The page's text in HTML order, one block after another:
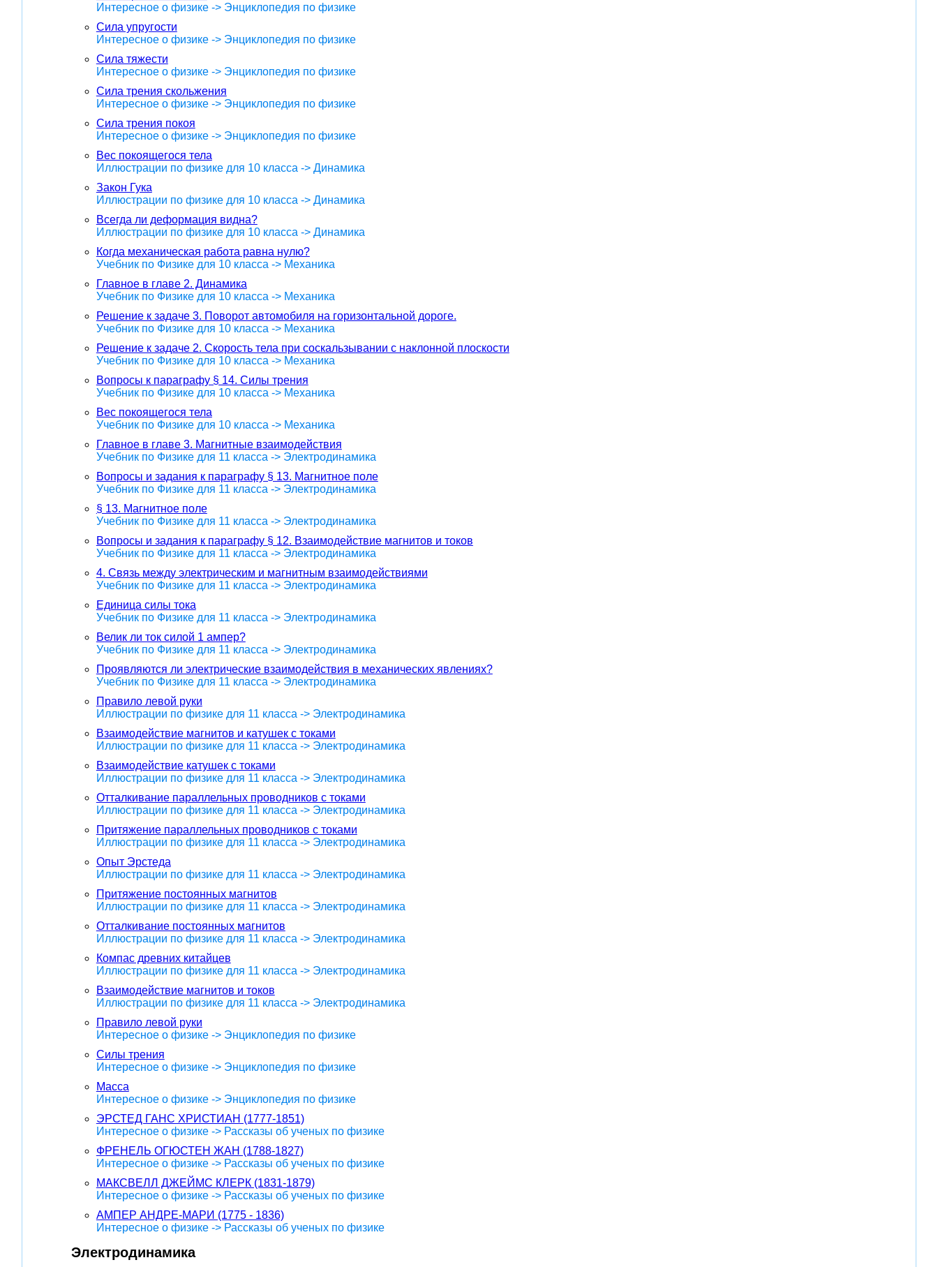
Интересное о физике -> Энциклопедия по физике
Сила упругости
Интересное о физике -> Энциклопедия по физике
Сила тяжести
Интересное о физике -> Энциклопедия по физике
Сила трения скольжения
Интересное о физике -> Энциклопедия по физике
Сила трения покоя
Интересное о физике -> Энциклопедия по физике
Вес покоящегося тела
Иллюстрации по физике для 10 класса -> Динамика
Закон Гука
Иллюстрации по физике для 10 класса -> Динамика
Всегда ли деформация видна?
Иллюстрации по физике для 10 класса -> Динамика
Когда механическая работа равна нулю?
Учебник по Физике для 10 класса -> Механика
Главное в главе 2. Динамика
Учебник по Физике для 10 класса -> Механика
Решение к задаче 3. Поворот автомобиля на горизонтальной дороге.
Учебник по Физике для 10 класса -> Механика
Решение к задаче 2. Скорость тела при соскальзывании с наклонной плоскости
Учебник по Физике для 10 класса -> Механика
Вопросы к параграфу § 14. Силы трения
Учебник по Физике для 10 класса -> Механика
Вес покоящегося тела
Учебник по Физике для 10 класса -> Механика
Главное в главе 3. Магнитные взаимодействия
Учебник по Физике для 11 класса -> Электродинамика
Вопросы и задания к параграфу § 13. Магнитное поле
Учебник по Физике для 11 класса -> Электродинамика
§ 13. Магнитное поле
Учебник по Физике для 11 класса -> Электродинамика
Вопросы и задания к параграфу § 12. Взаимодействие магнитов и токов
Учебник по Физике для 11 класса -> Электродинамика
4. Связь между электрическим и магнитным взаимодействиями
Учебник по Физике для 11 класса -> Электродинамика
Единица силы тока
Учебник по Физике для 11 класса -> Электродинамика
Велик ли ток силой 1 ампер?
Учебник по Физике для 11 класса -> Электродинамика
Проявляются ли электрические взаимодействия в механических явлениях?
Учебник по Физике для 11 класса -> Электродинамика
Правило левой руки
Иллюстрации по физике для 11 класса -> Электродинамика
Взаимодействие магнитов и катушек с токами
Иллюстрации по физике для 11 класса -> Электродинамика
Взаимодействие катушек с токами
Иллюстрации по физике для 11 класса -> Электродинамика
Отталкивание параллельных проводников с токами
Иллюстрации по физике для 11 класса -> Электродинамика
Притяжение параллельных проводников с токами
Иллюстрации по физике для 11 класса -> Электродинамика
Опыт Эрстеда
Иллюстрации по физике для 11 класса -> Электродинамика
Притяжение постоянных магнитов
Иллюстрации по физике для 11 класса -> Электродинамика
Отталкивание постоянных магнитов
Иллюстрации по физике для 11 класса -> Электродинамика
Компас древних китайцев
Иллюстрации по физике для 11 класса -> Электродинамика
Взаимодействие магнитов и токов
Иллюстрации по физике для 11 класса -> Электродинамика
Правило левой руки
Интересное о физике -> Энциклопедия по физике
Силы трения
Интересное о физике -> Энциклопедия по физике
Масса
Интересное о физике -> Энциклопедия по физике
ЭРСТЕД ГАНС ХРИСТИАН (1777-1851)
Интересное о физике -> Рассказы об ученых по физике
ФРЕНЕЛЬ ОГЮСТЕН ЖАН (1788-1827)
Интересное о физике -> Рассказы об ученых по физике
МАКСВЕЛЛ ДЖЕЙМС КЛЕРК (1831-1879)
Интересное о физике -> Рассказы об ученых по физике
АМПЕР АНДРЕ-МАРИ (1775 - 1836)
Интересное о физике -> Рассказы об ученых по физике
Электродинамика